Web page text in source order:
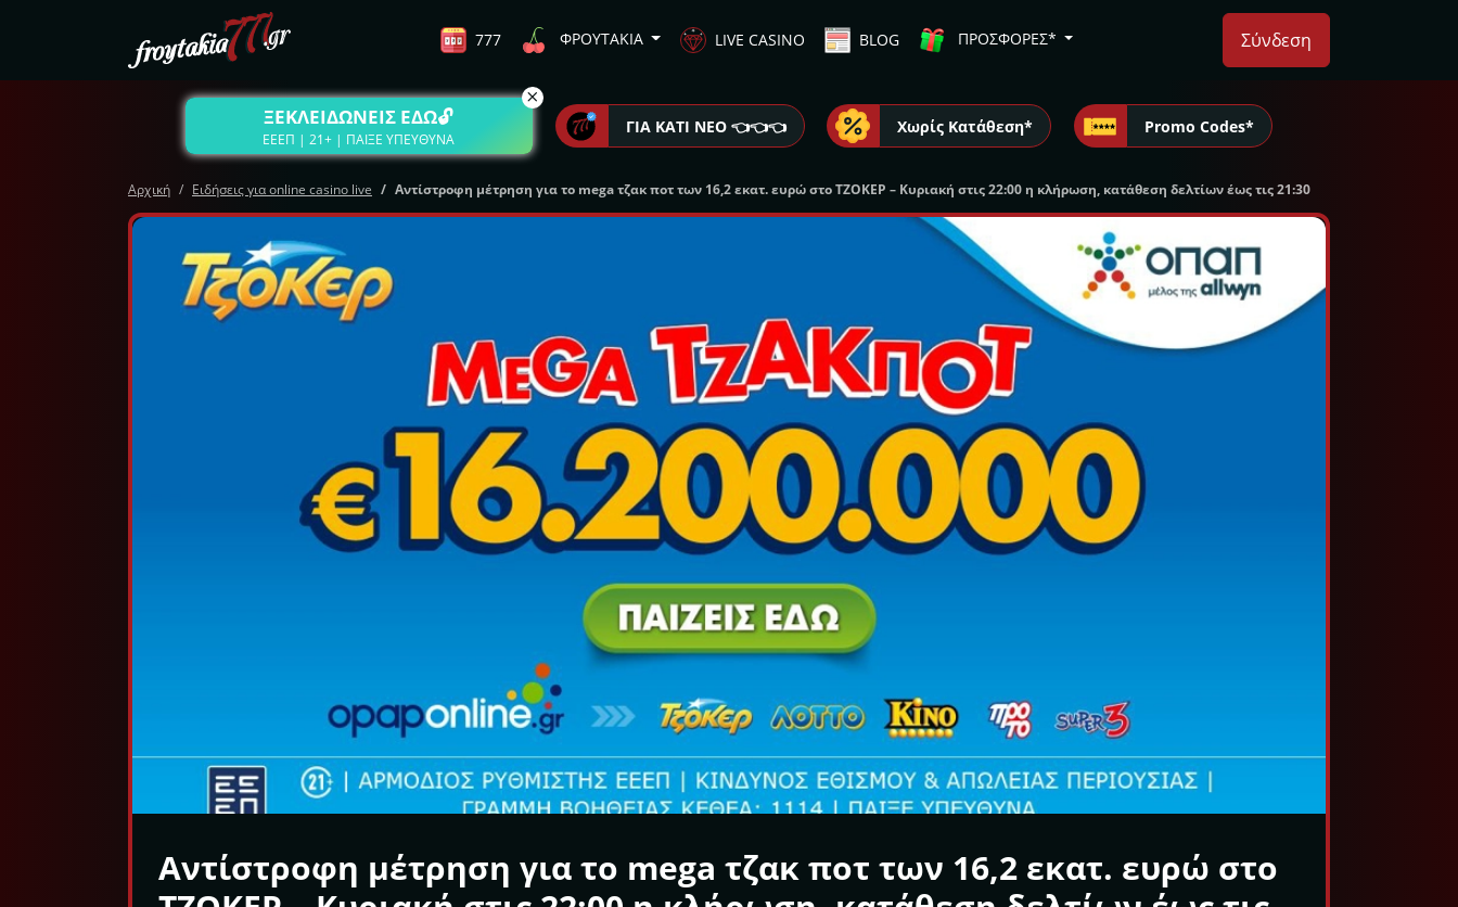
777 ΦΡΟΥΤΑΚΙΑ LIVE CASINO BLOG ΠΡΟΣΦΟΡΕΣ* Σύνδεση
ΞΕΚΛΕΙΔΩΝΕΙΣ ΕΔΩ🔓
ΕΕΕΠ | 21+ | ΠΑΙΞΕ ΥΠΕΥΘΥΝΑ
ΓΙΑ ΚΑΤΙ ΝΕΟ 👈👈👈 Χωρίς Κατάθεση* Promo Codes*
Αρχική Ειδήσεις για online casino live Αντίστροφη μέτρηση για το mega τζακ ποτ των 16,2 εκατ. ευρώ στο ΤΖΟΚΕΡ – Κυριακή στις 22:00 η κλήρωση, κατάθεση δελτίων έως τις 21:30
Αντίστροφη μέτρηση για το mega τζακ ποτ των 16,2 εκατ. ευρώ στο